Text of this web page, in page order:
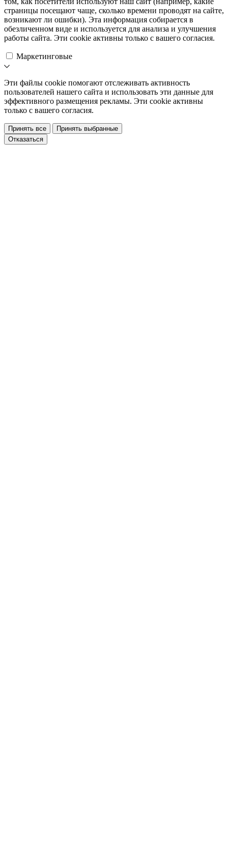
страницы посещают чаще, сколько времени проводят на сайте,
возникают ли ошибки). Эта информация собирается в
обезличенном виде и используется для анализа и улучшения
работы сайта. Эти cookie активны только с вашего согласия.
Маркетинговые
Эти файлы cookie помогают отслеживать активность
пользователей нашего сайта и использовать эти данные для
эффективного размещения рекламы. Эти cookie активны
только с вашего согласия.
Принять все
Принять выбранные
Отказаться